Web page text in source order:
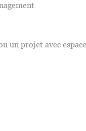
un projet avec